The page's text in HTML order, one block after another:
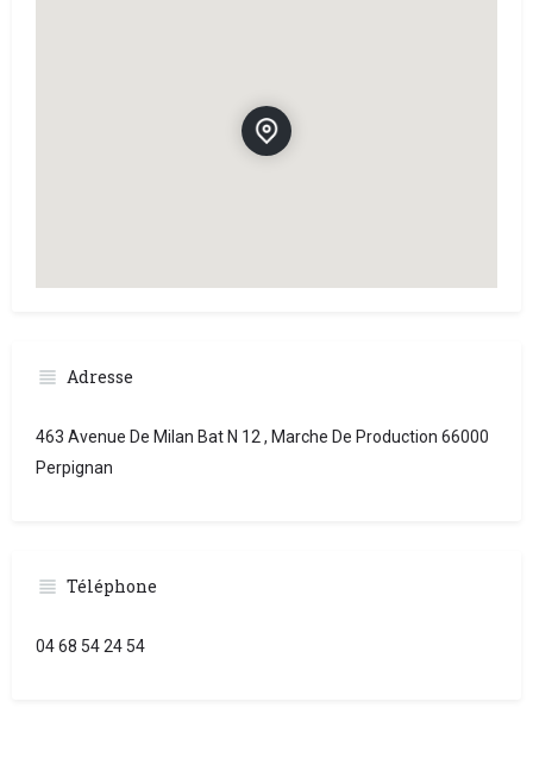
Adresse
463 Avenue De Milan Bat N 12 , Marche De Production 66000
Perpignan
Téléphone
04 68 54 24 54